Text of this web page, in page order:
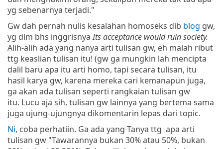
yg sebenarnya terjadi."
Gw dah pernah nulis kesalahan homoseks dib blog gw,
yg dlm bhs inggrisnyaIts acceptance would ruin society.
Alih-alih ada yang nanya arti tulisan gw, eh malah ribut
ttg keaslian tulisan itu! (gw ga mungkin lah mencipta
dalil baru apa itu arti homo, tapi secara tulisan, itu
hasil karya gw, karena mereka cari kemanapun juga,
ga akan ada tulisan seperti rangkaian tulisan gw
itu. Lucu aja sih, tulisan gw lainnya yang bertema sama
juga ujung-ujungnya dikomentarin lepas dari topic.
Ni, coba perhatiin. Ga ada yang Tanya ttg apa arti
tulisan gw "Tawarannya bukan 30% atau 50%, bukan